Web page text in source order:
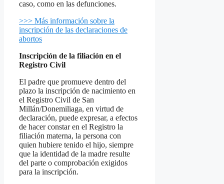
caso, como en las defunciones.
>>> Más información sobre la
inscripción de las declaraciones de
abortos
Inscripción de la filiación en el
Registro Civil
El padre que promueve dentro del
plazo la inscripción de nacimiento en
el Registro Civil de San
Millán/Donemiliaga, en virtud de
declaración, puede expresar, a efectos
de hacer constar en el Registro la
filiación materna, la persona con
quien hubiere tenido el hijo, siempre
que la identidad de la madre resulte
del parte o comprobación exigidos
para la inscripción.